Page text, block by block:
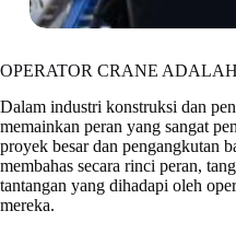
OPERATOR CRANE ADALAH
Dalam industri konstruksi dan
memainkan peran yang sangat
proyek besar dan pengangkutan
membahas secara rinci peran,
tantangan yang dihadapi oleh
mereka.